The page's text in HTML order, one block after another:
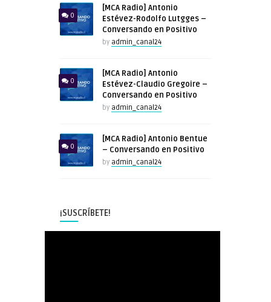
0
[MCA Radio] Antonio
Estévez-Rodolfo Lutgges –
Conversando en Positivo
by admin_canal24
0
[MCA Radio] Antonio
Estévez-Claudio Gregoire –
Conversando en Positivo
by admin_canal24
0
[MCA Radio] Antonio Bentue
– Conversando en Positivo
by admin_canal24
¡SUSCRÍBETE!